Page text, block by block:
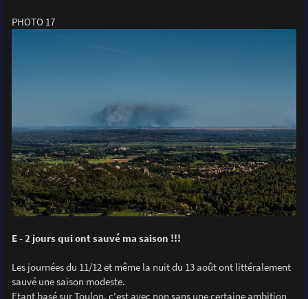
PHOTO 17
E - 2 jours qui ont sauvé ma saison !!!
Les journées du 11/12 et même la nuit du 13 août ont littéralement
sauvé une saison modeste.
Etant basé sur Toulon, c'est avec non sans une certaine ambition